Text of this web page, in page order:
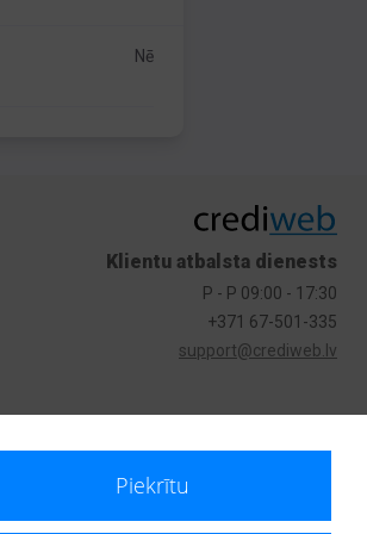
Nē
Klientu atbalsta dienests
P - P 09:00 - 17:30
+371 67-501-335
support@crediweb.lv
Piekrītu